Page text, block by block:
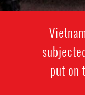
put on